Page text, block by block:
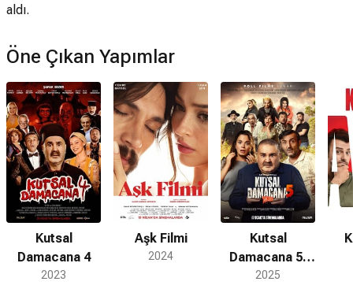
aldı.
Öne Çıkan Yapımlar
Kutsal
Damacana 4
2023
Aşk Filmi
2024
Kutsal
Damacana 5:
Zombi
2025